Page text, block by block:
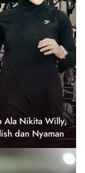
Ala Nikita Willy,
dan Nyaman